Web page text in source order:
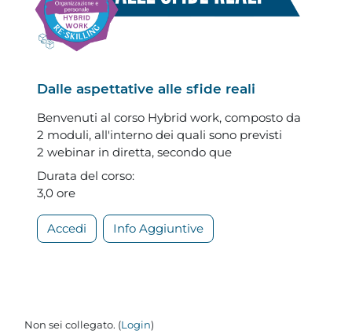
Dalle aspettative alle sfide reali
Benvenuti al corso Hybrid work, composto da
2 moduli, all'interno dei quali sono previsti
2 webinar in diretta, secondo que
Durata del corso:
3,0 ore
Accedi Info Aggiuntive
Non sei collegato. (Login)